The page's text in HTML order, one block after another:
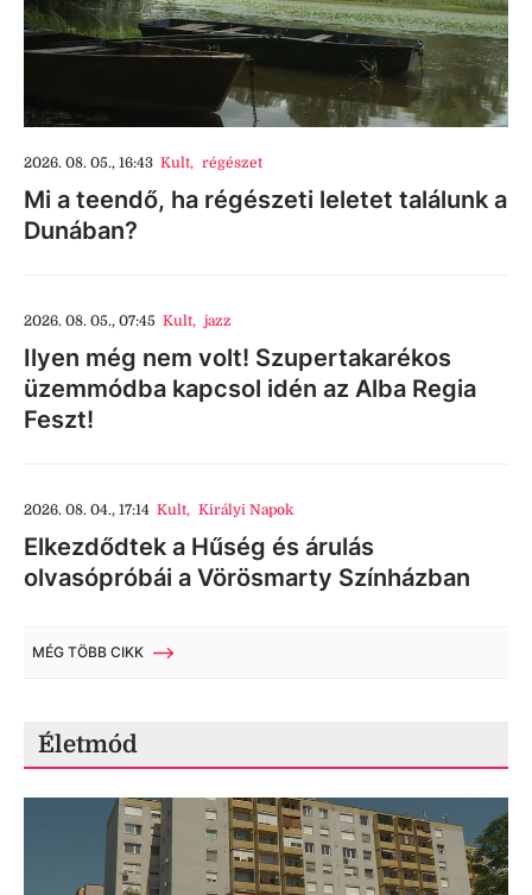
2026. 08. 05., 16:43 Kult, régészet
Mi a teendő, ha régészeti leletet találunk a
Dunában?
2026. 08. 05., 07:45 Kult, jazz
Ilyen még nem volt! Szupertakarékos
üzemmódba kapcsol idén az Alba Regia
Feszt!
2026. 08. 04., 17:14 Kult, Királyi Napok
Elkezdődtek a Hűség és árulás
olvasópróbái a Vörösmarty Színházban
MÉG TÖBB CIKK
Életmód